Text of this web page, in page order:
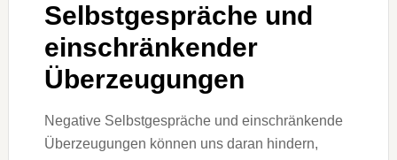
Selbstgespräche und
einschränkender
Überzeugungen
Negative Selbstgespräche und einschränkende
Überzeugungen können uns daran hindern,